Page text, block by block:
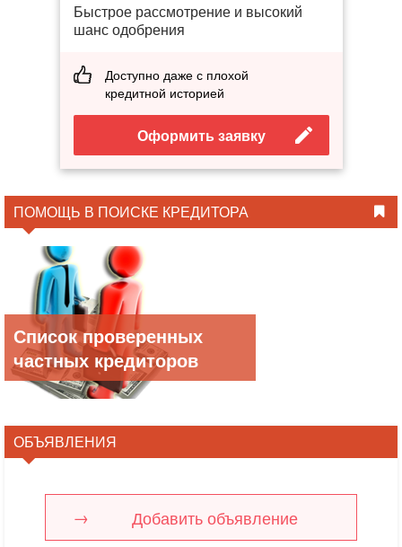
Быстрое рассмотрение и высокий
шанс одобрения
Доступно даже с плохой
кредитной историей
Оформить заявку
ПОМОЩЬ В ПОИСКЕ КРЕДИТОРА
Список проверенных
частных кредиторов
ОБЪЯВЛЕНИЯ
Добавить объявление